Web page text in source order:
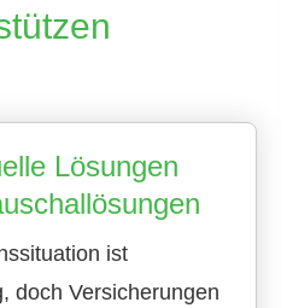
Lösungen
ist
doch Versicherungen